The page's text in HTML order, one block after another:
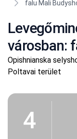
falu Mali
városban:
Opishnianska
Poltavai terület
4